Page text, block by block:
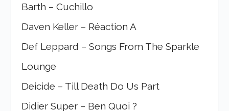
Barth – Cuchillo
Daven Keller – Réaction A
Def Leppard – Songs From The Sparkle
Lounge
Deicide – Till Death Do Us Part
Didier Super – Ben Quoi ?